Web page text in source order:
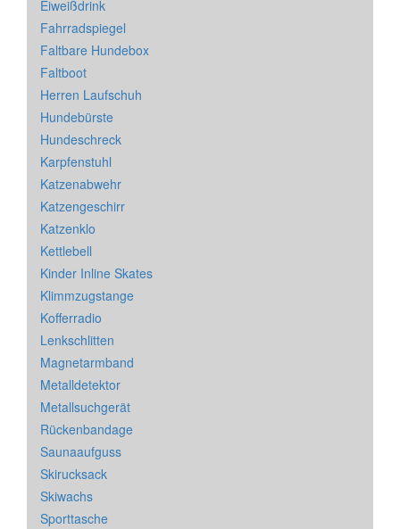
Eiweißdrink
Fahrradspiegel
Faltbare Hundebox
Faltboot
Herren Laufschuh
Hundebürste
Hundeschreck
Karpfenstuhl
Katzenabwehr
Katzengeschirr
Katzenklo
Kettlebell
Kinder Inline Skates
Klimmzugstange
Kofferradio
Lenkschlitten
Magnetarmband
Metalldetektor
Metallsuchgerät
Rückenbandage
Saunaaufguss
Skirucksack
Skiwachs
Sporttasche